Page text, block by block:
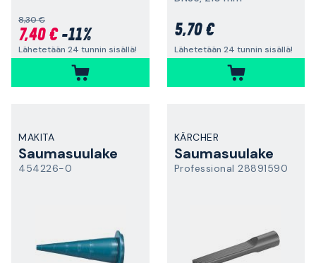
8,30 €
7,40 €-11%
Lähetetään 24 tunnin sisällä!
5,70 €
Lähetetään 24 tunnin sisällä!
MAKITA
Saumasuulake
454226-0
KÄRCHER
Saumasuulake
Professional 28891590